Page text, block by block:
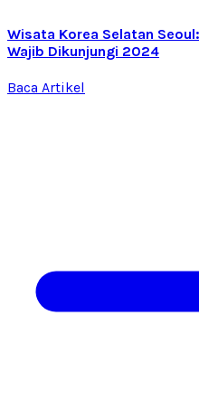
Wisata Korea Selatan
Wajib Dikunjungi 2024
Baca Artikel